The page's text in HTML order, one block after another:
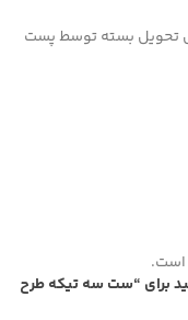
تحویل بسته توسط پست
است.
برای “ست سه تیکه طرح